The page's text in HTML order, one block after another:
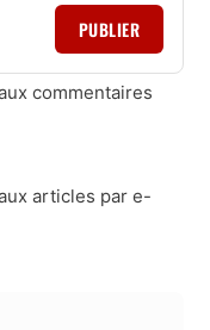
PUBLIER
commentaires
articles par e-